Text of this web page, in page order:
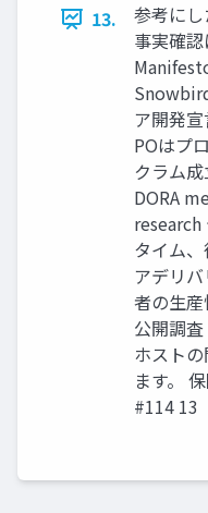
13.
参考に
事実確
ア開発
POはプ
クラム
DORA
research
タイム
アデリ
者の生
公開調
ホスト
ます。
#114 13